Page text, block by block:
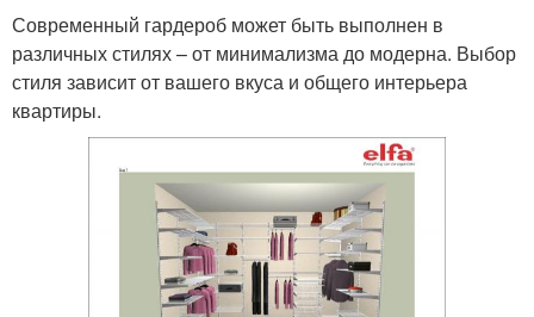
Современный гардероб может быть выполнен в
различных стилях – от минимализма до модерна. Выбор
стиля зависит от вашего вкуса и общего интерьера
квартиры.